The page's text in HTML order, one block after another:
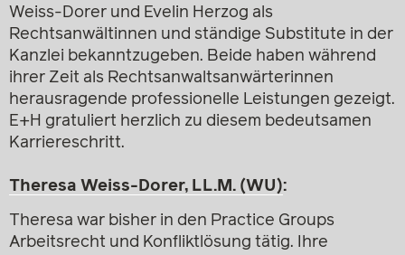
Weiss-Dorer und Evelin Herzog als
Rechtsanwältinnen und ständige Substitute in der
Kanzlei bekanntzugeben. Beide haben während
ihrer Zeit als Rechtsanwaltsanwärterinnen
herausragende professionelle Leistungen gezeigt.
E+H gratuliert herzlich zu diesem bedeutsamen
Karriereschritt.
Theresa Weiss-Dorer, LL.M. (WU):
Theresa war bisher in den Practice Groups
Arbeitsrecht und Konfliktlösung tätig. Ihre